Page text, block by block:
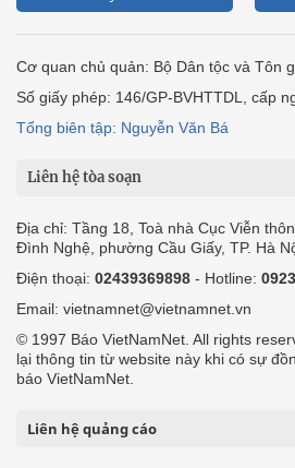
Cơ quan chủ quản: Bộ Dân tộc và Tôn
Số giấy phép: 146/GP-BVHTTDL, cấp
Tổng biên tập: Nguyễn Văn Bá
Liên hệ tòa soạn
Địa chỉ: Tầng 18, Toà nhà Cục Viễn
Đình Nghệ, phường Cầu Giấy, TP. Hà
Điện thoại: 02439369898 - Hotline:
Email: vietnamnet@vietnamnet.vn
© 1997 Báo VietNamNet. All rights
lại thông tin từ website này khi có sự
báo VietNamNet.
Liên hệ quảng cáo